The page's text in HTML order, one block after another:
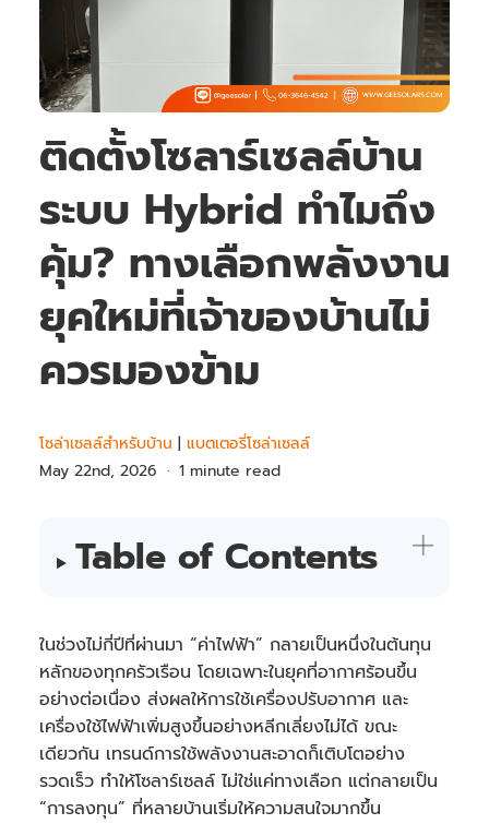
ติดตั้งโซลาร์เซลล์บ้าน
ระบบ Hybrid ทำไมถึง
คุ้ม? ทางเลือกพลังงาน
ยุคใหม่ที่เจ้าของบ้านไม่
ควรมองข้าม
โซล่าเซลล์สำหรับบ้าน | แบตเตอรี่โซล่าเซลล์
May 22nd, 2026
1 minute read
Table of Contents
ในช่วงไม่กี่ปีที่ผ่านมา “ค่าไฟฟ้า” กลายเป็นหนึ่งในต้นทุน
หลักของทุกครัวเรือน โดยเฉพาะในยุคที่อากาศร้อนขึ้น
อย่างต่อเนื่อง ส่งผลให้การใช้เครื่องปรับอากาศ และ
เครื่องใช้ไฟฟ้าเพิ่มสูงขึ้นอย่างหลีกเลี่ยงไม่ได้ ขณะ
เดียวกัน เทรนด์การใช้พลังงานสะอาดก็เติบโตอย่าง
รวดเร็ว ทำให้โซลาร์เซลล์ ไม่ใช่แค่ทางเลือก แต่กลายเป็น
“การลงทุน” ที่หลายบ้านเริ่มให้ความสนใจมากขึ้น